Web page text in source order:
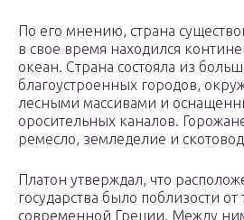
По его мнению, страна
в свое время находился
океан. Страна состояла из
благоустроенных городов,
лесными массивами и
оросительных каналов.
ремесло, земледелие и
Платон утверждал, что
государства было поблизости
современной Греции. Между